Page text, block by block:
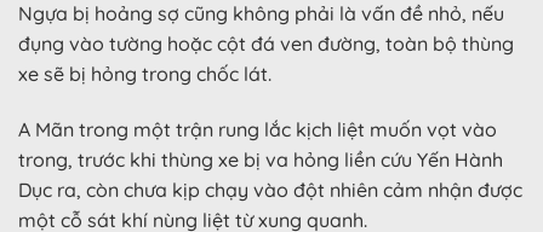
Ngựa bị hoảng sợ cũng không phải là vấn đề nhỏ, nếu
đụng vào tường hoặc cột đá ven đường, toàn bộ thùng
xe sẽ bị hỏng trong chốc lát.
A Mãn trong một trận rung lắc kịch liệt muốn vọt vào
trong, trước khi thùng xe bị va hỏng liền cứu Yến Hành
Dục ra, còn chưa kịp chạy vào đột nhiên cảm nhận được
một cỗ sát khí nùng liệt từ xung quanh.